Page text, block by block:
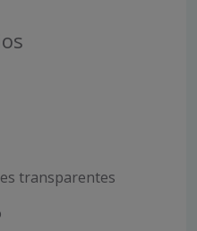
transparentes